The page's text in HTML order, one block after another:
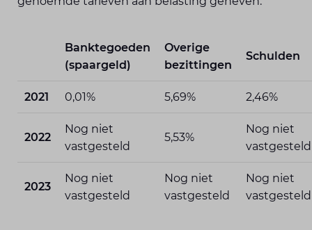
Banktegoeden
(spaargeld)
Overige
bezittingen
Schulden
2021 0,01% 5,69% 2,46%
2022
Nog niet
vastgesteld
5,53%
Nog niet
vastgesteld
2023
Nog niet
vastgesteld
Nog niet
vastgesteld
Nog niet
vastgesteld